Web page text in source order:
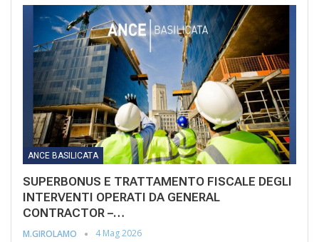
ANCE BASILICATA
SUPERBONUS E TRATTAMENTO FISCALE DEGLI
INTERVENTI OPERATI DA GENERAL
CONTRACTOR –…
M.GIROLAMO 4 Mag 2026